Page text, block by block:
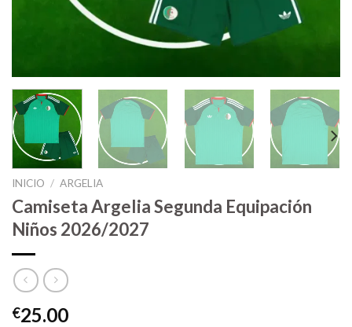
INICIO / ARGELIA
Camiseta Argelia Segunda Equipación
Niños 2026/2027
€25.00